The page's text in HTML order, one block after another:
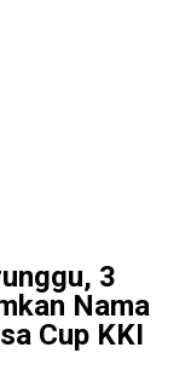
3
Nama
Cup KKI